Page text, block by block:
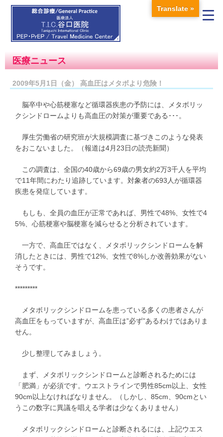
医療ニュース
2009年5月1日（金） 高血圧はメタボより危険！
脳卒中や心筋梗塞など循環器疾患の予防には、メタボリッ
クシンドロームよりも高血圧の対策が重要である･･･。
厚生労働省の研究班が大規模調査に基づきこのような発表
をおこないました。（報道は4月23日の読売新聞）
この調査は、全国の40歳から69歳の男女約2万3千人を平均
で11年間にわたり追跡しています。対象者の693人が循環器
疾患を発症しています。
もしも、全員の血圧が正常であれば、男性で48%、女性で4
5%、心筋梗塞や脳梗塞を減らせると分析されています。
一方で、高血圧ではなく、メタボリックシンドロームを解
消したときには、男性で12%、女性で8%しか改善効果がない
そうです。
*********
メタボリックシンドロームを患っている多くの患者さんが
高血圧をもっていますが、高血圧は”必ず”あるわけではありま
せん。
少し整理してみましょう。
まず、メタボリックシンドロームと診断されるためには
「肥満」が必須です。ウエストラインで男性85cm以上、女性
90cm以上なければなりません。（しかし、85cm、90cmとい
うこの数字に異議を唱える学者は少なくありません）
メタボリックシンドロームと診断されるには、上記ウエス
Translate »